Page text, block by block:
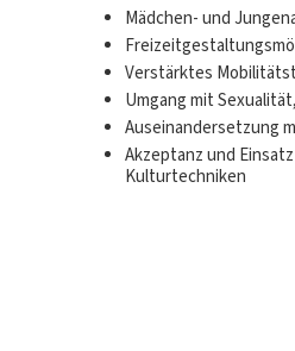
Mädchen- und
Verstärktes
Umgang mit
Auseinandersetzung
Akzeptanz und
Kulturtechniken